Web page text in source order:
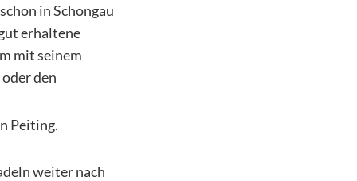
in Schongau
erhaltene
mit seinem
oder den
Peiting.
weiter nach